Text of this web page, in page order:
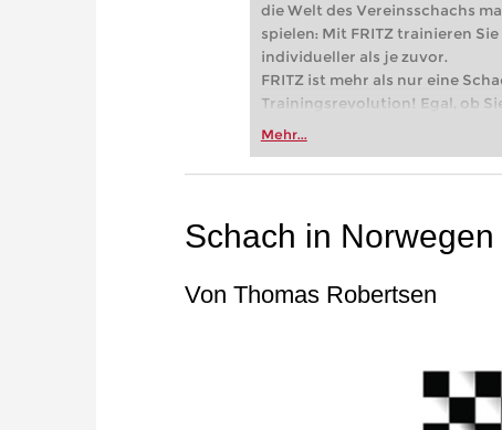
die Welt des Vereinsschachs
spielen: Mit FRITZ trainieren
individueller als je zuvor.
FRITZ ist mehr als nur eine
Trainingsrevolution! Egal, ob
Vereinsschachs machen oder
zuvor.
Mehr...
Schach in Norwegen
Von Thomas Robertsen